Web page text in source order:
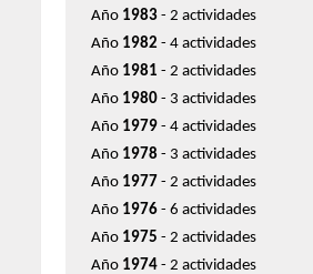
Año 1983 - 2 actividades
Año 1982 - 4 actividades
Año 1981 - 2 actividades
Año 1980 - 3 actividades
Año 1979 - 4 actividades
Año 1978 - 3 actividades
Año 1977 - 2 actividades
Año 1976 - 6 actividades
Año 1975 - 2 actividades
Año 1974 - 2 actividades